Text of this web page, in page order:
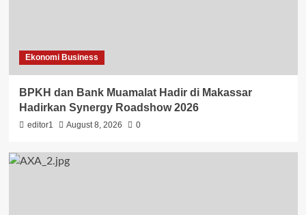
Ekonomi Business
BPKH dan Bank Muamalat Hadir di Makassar
Hadirkan Synergy Roadshow 2026
editor1 August 8, 2026 0